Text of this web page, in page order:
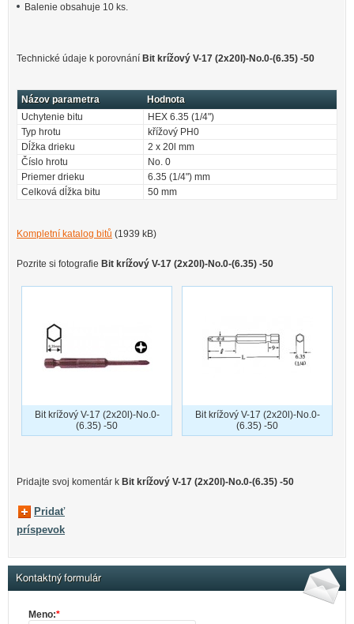
Balenie obsahuje 10 ks.
Technické údaje k porovnání Bit krížový V-17 (2x20l)-No.0-(6.35) -50
Názov parametra
Hodnota
Uchytenie bitu
HEX 6.35 (1/4")
Typ hrotu
křížový PH0
Dĺžka drieku
2 x 20l mm
Číslo hrotu
No. 0
Priemer drieku
6.35 (1/4") mm
Celková dĺžka bitu
50 mm
Kompletní katalog bitů (1939 kB)
Pozrite si fotografie Bit krížový V-17 (2x20l)-No.0-(6.35) -50
Bit krížový V-17 (2x20l)-No.0-
(6.35) -50
Bit krížový V-17 (2x20l)-No.0-
(6.35) -50
Pridajte svoj ​​komentár k Bit krížový V-17 (2x20l)-No.0-(6.35) -50
Pridať
príspevok
Kontaktný formulár
Meno:*